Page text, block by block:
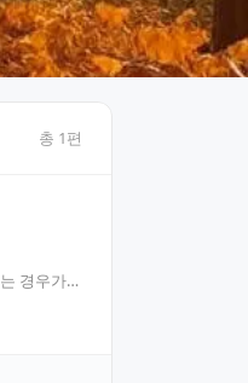
총 1편
경우가